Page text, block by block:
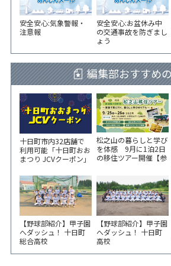
安全安心:気象警報・
注意報
安全安心:お盆休み中
の交通事故を防ぎまし
ょう
編集部おすすめ
十日町市内32店舗で
利用可能「十日町おお
まつり JCVクーポン」
い！
松之山の暮らしと学び
を体感 9月に1泊2日
の移住ツアー開催【参
【野球部紹介】甲子園
へダッシュ！ 十日町
総合高校
【野球部紹介】甲子園
へダッシュ！ 十日町
高校